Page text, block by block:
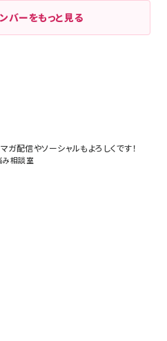
バーをもっと見る
配信やソーシャルもよろしくです！
み相談室